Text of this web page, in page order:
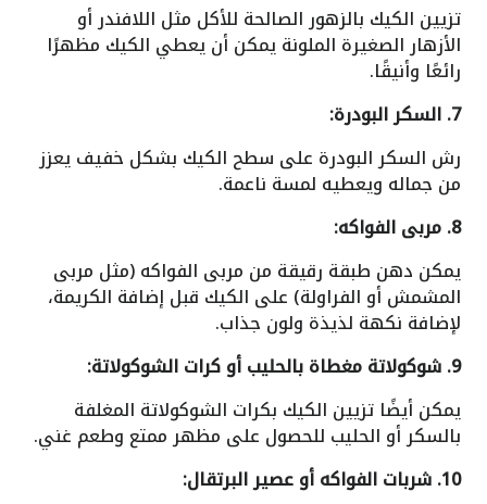
تزيين الكيك بالزهور الصالحة للأكل مثل اللافندر أو
الأزهار الصغيرة الملونة يمكن أن يعطي الكيك مظهرًا
رائعًا وأنيقًا.
7. السكر البودرة:
رش السكر البودرة على سطح الكيك بشكل خفيف يعزز
من جماله ويعطيه لمسة ناعمة.
8. مربى الفواكه:
يمكن دهن طبقة رقيقة من مربى الفواكه (مثل مربى
المشمش أو الفراولة) على الكيك قبل إضافة الكريمة،
لإضافة نكهة لذيذة ولون جذاب.
9. شوكولاتة مغطاة بالحليب أو كرات الشوكولاتة:
يمكن أيضًا تزيين الكيك بكرات الشوكولاتة المغلفة
بالسكر أو الحليب للحصول على مظهر ممتع وطعم غني.
10. شربات الفواكه أو عصير البرتقال: